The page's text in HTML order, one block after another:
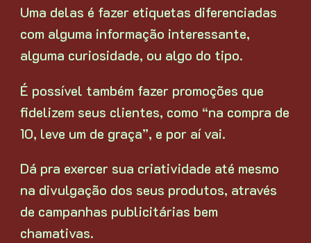
Uma delas é fazer etiquetas diferenciadas
com alguma informação interessante,
alguma curiosidade, ou algo do tipo.
É possível também fazer promoções que
fidelizem seus clientes, como “na compra de
10, leve um de graça”, e por aí vai.
Dá pra exercer sua criatividade até mesmo
na divulgação dos seus produtos, através
de campanhas publicitárias bem
chamativas.